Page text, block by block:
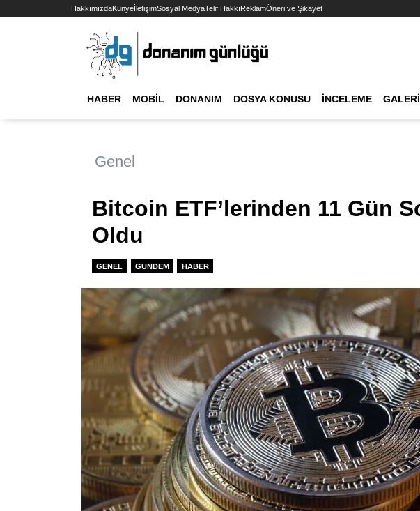
HakkımızdaKünyeİletişimSosyal MedyaTelif HakkıReklamÖneri ve Şikayet
HABER MOBIL DONANIM DOSYA KONUSU İNCELEME GALERI
Genel
Bitcoin ETF’lerinden 11 Gün
Oldu
GENEL GUNDEM HABER